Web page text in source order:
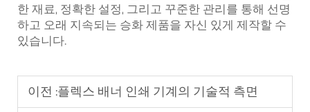
한 재료, 정확한 설정, 그리고 꾸준한 관리를 통해 선명
하고 오래 지속되는 승화 제품을 자신 있게 제작할 수
있습니다.
이전 :플렉스 배너 인쇄 기계의 기술적 측면